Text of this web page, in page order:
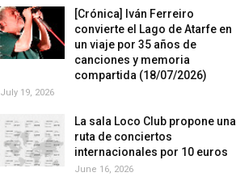
[Crónica] Iván Ferreiro
convierte el Lago de Atarfe en
un viaje por 35 años de
canciones y memoria
compartida (18/07/2026)
July 19, 2026
La sala Loco Club propone una
ruta de conciertos
internacionales por 10 euros
June 16, 2026